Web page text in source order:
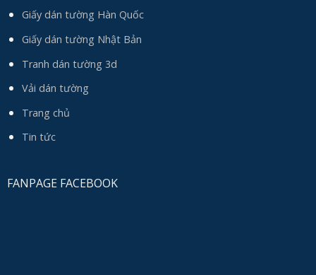
Giấy dán tường Hàn Quốc
Giấy dán tường Nhật Bản
Tranh dán tường 3d
Vải dán tường
Trang chủ
Tin tức
FANPAGE FACEBOOK